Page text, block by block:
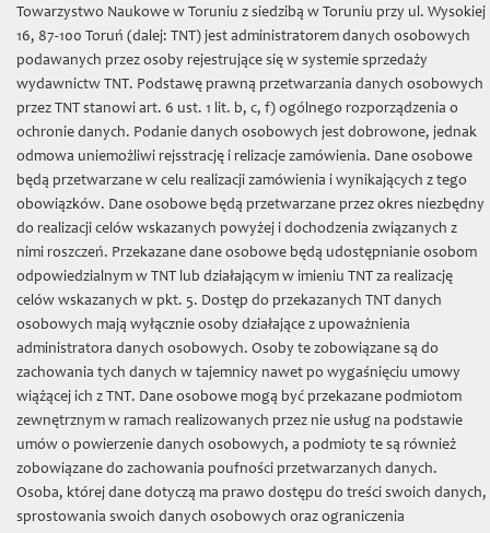
Toggle
TNT Projekty Patronaty » CANpernicus
Granty badawcze
Księga ławnicza Starego Miasta Torunia (1479-1515)
Niemiecko-polski i polsko-niemiecki słownik historyczny
Handel morski Gdańska na przełomie XV/XVI w.
Księgi pruskie w Internecie
Atlas historyczny miast polskich: Toruń, t. 2
Władztwo komunalne w hanzeatyckich miastach Prus i Inflant
w średniowieczu
Towarzystwo Naukowe w Toruniu z siedzibą w Toruniu przy ul. Wysokiej
16, 87-100 Toruń (dalej: TNT) jest administratorem danych osobowych
podawanych przez osoby rejestrujące się w systemie sprzedaży
wydawnictw TNT. Podstawę prawną przetwarzania danych osobowych
przez TNT stanowi art. 6 ust. 1 lit. b, c, f) ogólnego rozporządzenia o
ochronie danych. Podanie danych osobowych jest dobrowone, jednak
odmowa uniemożliwi rejsstrację i relizacje zamówienia. Dane osobowe
będą przetwarzane w celu realizacji zamówienia i wynikających z tego
obowiązków. Dane osobowe będą przetwarzane przez okres niezbędny
do realizacji celów wskazanych powyżej i dochodzenia związanych z
nimi roszczeń. Przekazane dane osobowe będą udostępnianie osobom
odpowiedzialnym w TNT lub działającym w imieniu TNT za realizację
celów wskazanych w pkt. 5. Dostęp do przekazanych TNT danych
osobowych mają wyłącznie osoby działające z upoważnienia
administratora danych osobowych. Osoby te zobowiązane są do
zachowania tych danych w tajemnicy nawet po wygaśnięciu umowy
wiążącej ich z TNT. Dane osobowe mogą być przekazane podmiotom
zewnętrznym w ramach realizowanych przez nie usług na podstawie
umów o powierzenie danych osobowych, a podmioty te są również
zobowiązane do zachowania poufności przetwarzanych danych.
Osoba, której dane dotyczą ma prawo dostępu do treści swoich danych,
sprostowania swoich danych osobowych oraz ograniczenia